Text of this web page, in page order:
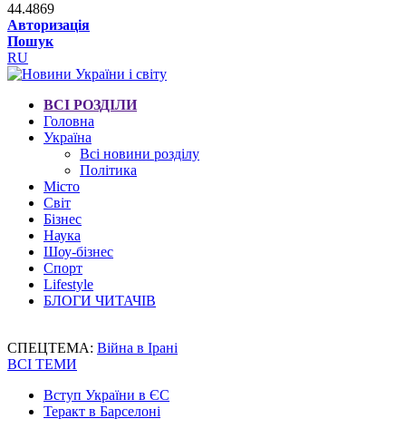
44.4869
Авторизація
Пошук
RU
ВСІ РОЗДІЛИ
Головна
Україна
Всі новини розділу
Політика
Місто
Світ
Бізнес
Наука
Шоу-бізнес
Спорт
Lifestyle
БЛОГИ ЧИТАЧІВ
СПЕЦТЕМА: Війна в Ірані
ВСІ ТЕМИ
Вступ України в ЄС
Теракт в Барселоні